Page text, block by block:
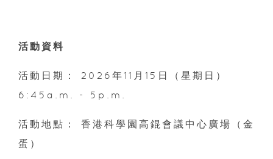
活動資料
活動日期： 2026年11月15日（星期日）
6:45a.m. - 5p.m.
活動地點： 香港科學園高錕會議中心廣場（金
蛋）